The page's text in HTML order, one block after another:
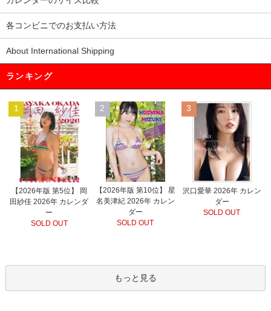
各コンビニでのお支払い方法
About International Shipping
ランキング
1
【2026年版 第5位】 岡
田紗佳 2026年 カレンダ
ー
SOLD OUT
2
【2026年版 第10位】 星
名美津紀 2026年 カレン
ダー
SOLD OUT
3
沢口愛華 2026年 カレン
ダー
SOLD OUT
もっと見る